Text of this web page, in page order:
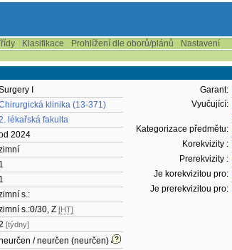
Klasifikace Prohlížení dle oborů/plánů
Nastavení
I
klinika (13-371)
lékařská fakulta
2024
1
1
s.:
s.:0/30, Z [HT]
[týdny]
/ neurčen (neurčen)
Garant:
Vyučující:
Kategorizace předmětu:
Korekvizity :
Prerekvizity :
Je korekvizitou pro:
Je prerekvizitou pro: